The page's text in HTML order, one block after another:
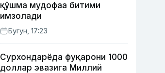
қўшма мудофаа битими
имзолади
Бугун, 17:23
Сурхондарёда фуқарони 1000
доллар эвазига Миллий